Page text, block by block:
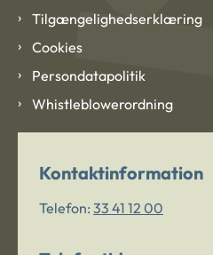
Tilgængelighedserklæring
Cookies
Persondatapolitik
Whistleblowerordning
Kontaktinformation
Telefon: 33 41 12 00